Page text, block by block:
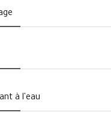
à l'eau